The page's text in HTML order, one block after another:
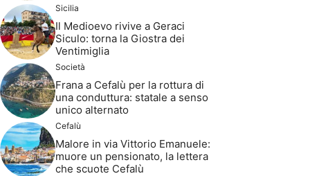
Sicilia
Il Medioevo rivive a Geraci
Siculo: torna la Giostra dei
Ventimiglia
Società
Frana a Cefalù per la rottura di
una conduttura: statale a senso
unico alternato
Cefalù
Malore in via Vittorio Emanuele:
muore un pensionato, la lettera
che scuote Cefalù